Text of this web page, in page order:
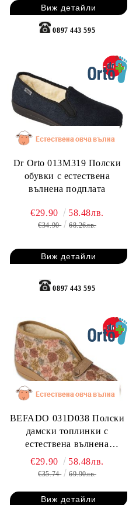
Виж детайли
0897 443 595
Dr Orto 013M319 Полски
обувки с естествена
вълнена подплата
-14%
€29.90 58.48лв.
€34.90 68.26лв.
Виж детайли
0897 443 595
BEFADO 031D038 Полски
дамски топлинки с
естествена вълнена
подплата, Пъстри
-16%
€29.90 58.48лв.
€35.74 69.90лв.
Виж детайли